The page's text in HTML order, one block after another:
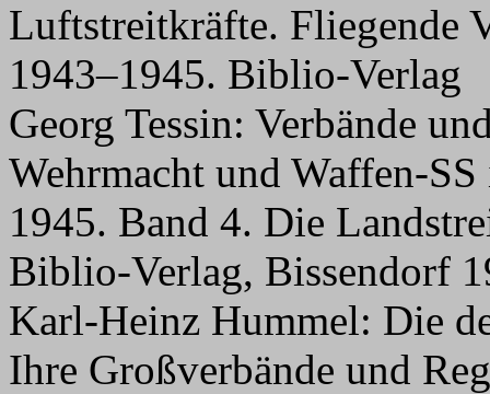
Luftstreitkräfte. Fliegende
1943–1945. Biblio-Verlag
Georg Tessin: Verbände
Wehrmacht und Waffen-
1945. Band 4. Die
Biblio-Verlag, Bissendorf
Karl-Heinz Hummel: Die
Ihre Großverbände und